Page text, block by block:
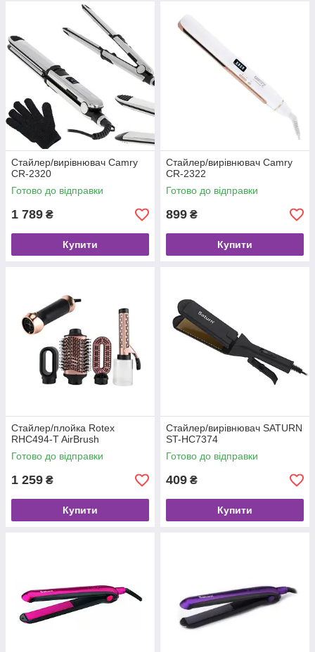
Стайлер/вирівнювач Camry
CR-2320
Готово до відправки
1 789 ₴
Купити
Стайлер/вирівнювач Camry
CR-2322
Готово до відправки
899 ₴
Купити
Стайлер/плойка Rotex
RHC494-T AirBrush
Готово до відправки
1 259 ₴
Купити
Стайлер/вирівнювач SATURN
ST-HC7374
Готово до відправки
409 ₴
Купити